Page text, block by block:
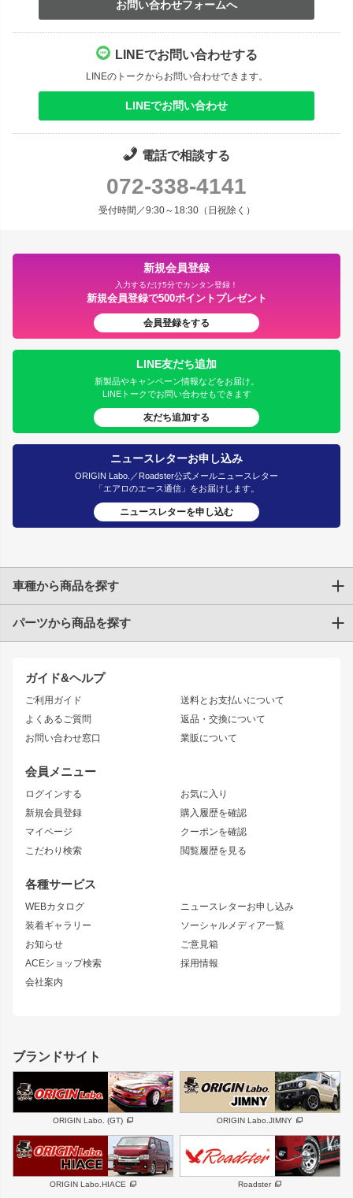
お問い合わせフォームへ
LINEでお問い合わせする
LINEのトークからお問い合わせできます。
LINEでお問い合わせ
電話で相談する
072-338-4141
受付時間／9:30～18:30（日祝除く）
新規会員登録
入力するだけ5分でカンタン登録！
新規会員登録で500ポイントプレゼント
会員登録をする
LINE友だち追加
新製品やキャンペーン情報などをお届け。
LINEトークでお問い合わせもできます
友だち追加する
ニュースレターお申し込み
ORIGIN Labo.／Roadster公式メールニュースレター
「エアロのエース通信」をお届けします。
ニュースレターを申し込む
ガイド&ヘルプ
ご利用ガイド
よくあるご質問
お問い合わせ窓口
送料とお支払いについて
返品・交換について
業販について
会員メニュー
ログインする
新規会員登録
マイページ
こだわり検索
お気に入り
購入履歴を確認
クーポンを確認
閲覧履歴を見る
各種サービス
WEBカタログ
装着ギャラリー
お知らせ
ACEショップ検索
会社案内
ニュースレターお申し込み
ソーシャルメディア一覧
ご意見箱
採用情報
車種から商品を探す
トヨタ
JZX90 CHASER
JZX110 MARK II
JZX100 MARK II
JZX90 MARK II
トレノ
マークX
アリスト
ソアラ
アルテッツァ
ニッサン
S15 シルビア
S14 シルビア 後期
S13 シルビア
180SX
シルエイティ
ワンビア
ローレル
セフィーロ
キャラバン
スズキ
GS350
SC
スバル 三菱
デリカ D:5
軽自動車 汎用
パーツから商品を探す
エアロシリーズ
ドリフトライン
風神
雷神
レーシングライン
アタックライン
ストリームライン
リアウイング
ジムニーパーツ
ホイール
MUD-S7
MUD-SR7
まつど家 鉄漢
ボンネット
フェンダー
サイドパーツ
リアゲート
メンテナンスパーツ
ハイエースパーツ
ホイール
DAYTONA-RS
DAYTONA-RS NEO
エアロシリーズ
ブランドサイト
ORIGIN Labo. (GT) ORIGIN Labo.JIMNY
ORIGIN Labo.HIACE Roadster